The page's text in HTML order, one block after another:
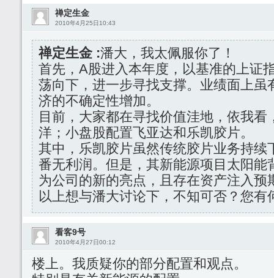
禅定生金
2010年4月25日10:43
禅定生金 :潘大，我太佩服你了！
首先，A股进入本年度，以基准的上证
荡向下，进一步寻找支撑。业绩面上虽
济的不确定性增加。
目前，大家都在寻找价值洼地，依我看
洋；小盘股配置飞亚达和乐凯胶片。
其中，乐凯胶片虽然传统胶片业务持续
番无利润。但是，其新能源项目太阳能
为公司的新的亮点，且存在资产注入预
以上想与潘大讨论下，不知可否？您有
看客9号
2010年4月27日00:12
楼上。我质疑你的部分配置和观点。